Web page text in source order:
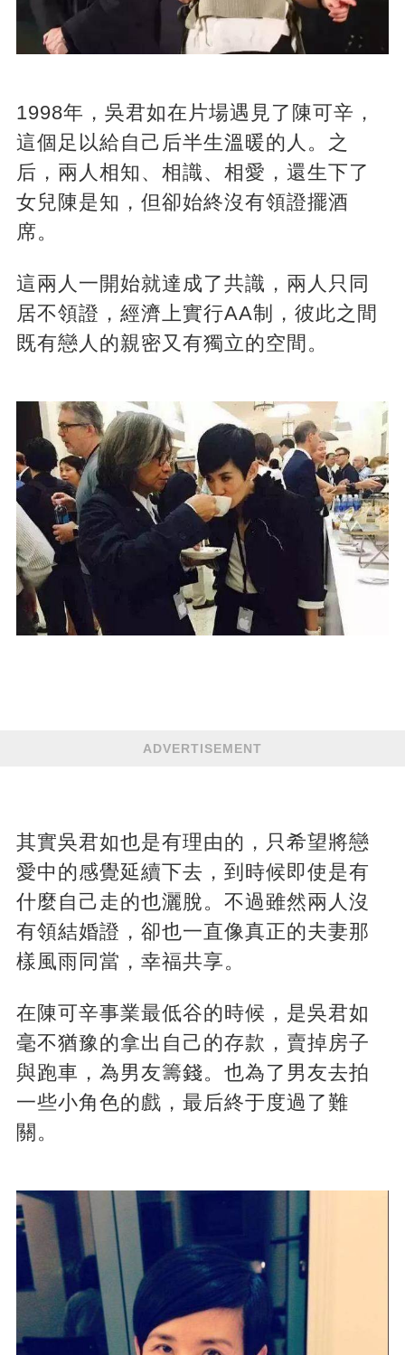
1998年，吳君如在片場遇見了陳可辛，
這個足以給自己后半生溫暖的人。之
后，兩人相知、相識、相愛，還生下了
女兒陳是知，但卻始終沒有領證擺酒
席。
這兩人一開始就達成了共識，兩人只同
居不領證，經濟上實行AA制，彼此之間
既有戀人的親密又有獨立的空間。
ADVERTISEMENT
其實吳君如也是有理由的，只希望將戀
愛中的感覺延續下去，到時候即使是有
什麼自己走的也灑脫。不過雖然兩人沒
有領結婚證，卻也一直像真正的夫妻那
樣風雨同當，幸福共享。
在陳可辛事業最低谷的時候，是吳君如
毫不猶豫的拿出自己的存款，賣掉房子
與跑車，為男友籌錢。也為了男友去拍
一些小角色的戲，最后終于度過了難
關。